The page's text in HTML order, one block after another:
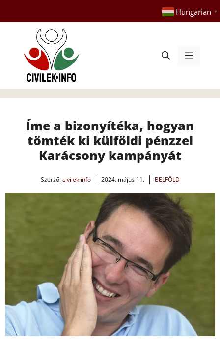
tartalomba
Hungarian ▼
Menü
Íme a bizonyítéka, hogyan
tömték ki külföldi pénzzel
Karácsony kampányát
Szerző:civilek.info 2024. május 11. BELFÖLD